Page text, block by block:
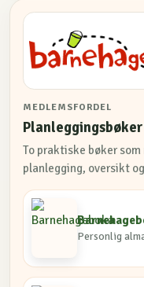
MEDLEMSFORDEL
To praktiske bøker
planlegging, oversikt
Personlig